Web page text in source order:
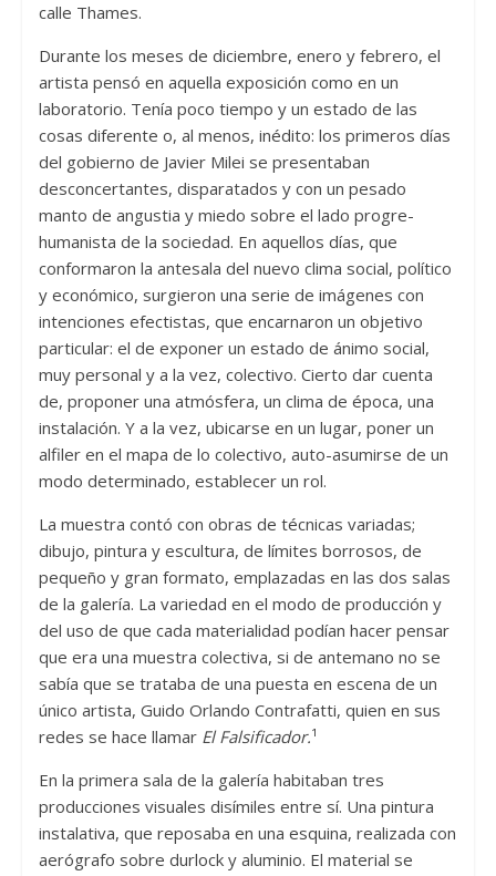
calle Thames.
Durante los meses de diciembre, enero y febrero, el
artista pensó en aquella exposición como en un
laboratorio. Tenía poco tiempo y un estado de las
cosas diferente o, al menos, inédito: los primeros días
del gobierno de Javier Milei se presentaban
desconcertantes, disparatados y con un pesado
manto de angustia y miedo sobre el lado progre-
humanista de la sociedad. En aquellos días, que
conformaron la antesala del nuevo clima social, político
y económico, surgieron una serie de imágenes con
intenciones efectistas, que encarnaron un objetivo
particular: el de exponer un estado de ánimo social,
muy personal y a la vez, colectivo. Cierto dar cuenta
de, proponer una atmósfera, un clima de época, una
instalación. Y a la vez, ubicarse en un lugar, poner un
alfiler en el mapa de lo colectivo, auto-asumirse de un
modo determinado, establecer un rol.
La muestra contó con obras de técnicas variadas;
dibujo, pintura y escultura, de límites borrosos, de
pequeño y gran formato, emplazadas en las dos salas
de la galería. La variedad en el modo de producción y
del uso de que cada materialidad podían hacer pensar
que era una muestra colectiva, si de antemano no se
sabía que se trataba de una puesta en escena de un
único artista, Guido Orlando Contrafatti, quien en sus
redes se hace llamar El Falsificador.¹
En la primera sala de la galería habitaban tres
producciones visuales disímiles entre sí. Una pintura
instalativa, que reposaba en una esquina, realizada con
aerógrafo sobre durlock y aluminio. El material se